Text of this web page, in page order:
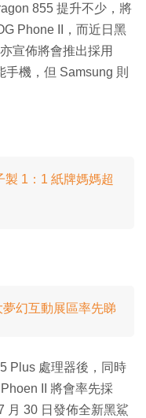
855 提升不少，將
Phone II，而近日黑
宣佈將會推出採用
機，但 Samsung 則
1：1 紙牌媽媽超
幻互動展區率先睇
Plus 處理器後，同時
II 將會率先採
月 30 日發佈全新黑鯊